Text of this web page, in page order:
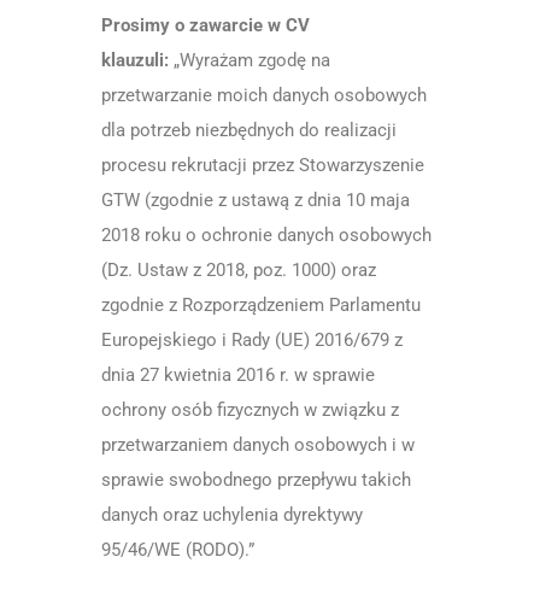
Prosimy o zawarcie w CV
klauzuli: „Wyrażam zgodę na
przetwarzanie moich danych osobowych
dla potrzeb niezbędnych do realizacji
procesu rekrutacji przez Stowarzyszenie
GTW (zgodnie z ustawą z dnia 10 maja
2018 roku o ochronie danych osobowych
(Dz. Ustaw z 2018, poz. 1000) oraz
zgodnie z Rozporządzeniem Parlamentu
Europejskiego i Rady (UE) 2016/679 z
dnia 27 kwietnia 2016 r. w sprawie
ochrony osób fizycznych w związku z
przetwarzaniem danych osobowych i w
sprawie swobodnego przepływu takich
danych oraz uchylenia dyrektywy
95/46/WE (RODO).”